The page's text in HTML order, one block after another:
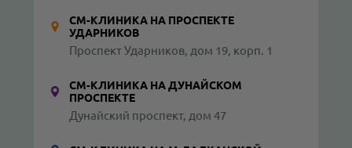
СМ-КЛИНИКА НА ПРОСПЕКТЕ
УДАРНИКОВ
Проспект Ударников, дом 19, корп. 1
СМ-КЛИНИКА НА ДУНАЙСКОМ
ПРОСПЕКТЕ
Дунайский проспект, дом 47